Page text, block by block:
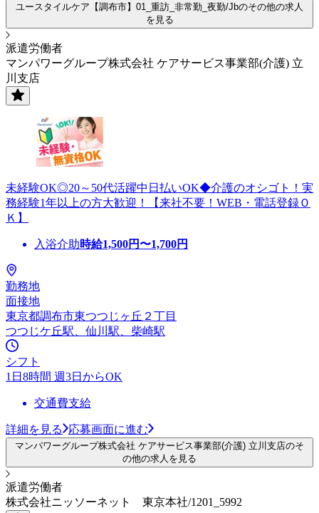
ユースタイルケア【調布市】01_重訪_非常勤_夜勤/Jbのその他の求人
を見る
派遣労働者
マンパワーグループ株式会社 ケアサービス事業部(介護) 立
川支店
未経験OK◎20～50代活躍中日払いOK◆介護のオシゴト！実
務経験1年以上の方大歓迎！【来社不要！WEB・電話登録Ｏ
Ｋ】
入浴介助時給1,500円〜1,700円
勤務地
面接地
東京都調布市東つつじヶ丘２丁目
つつじケ丘駅、仙川駅、柴崎駅
シフト
1日8時間 週3日からOK
交通費支給
詳細を見る 応募画面に進む
マンパワーグループ株式会社 ケアサービス事業部(介護) 立川支店のそ
の他の求人を見る
派遣労働者
株式会社ニッソーネット 東京本社/1201_5992